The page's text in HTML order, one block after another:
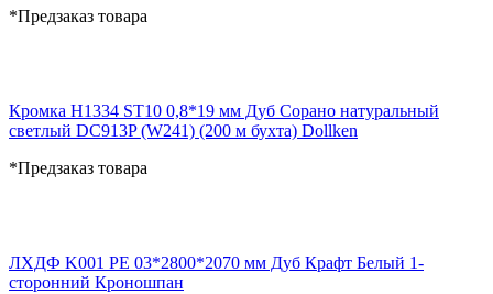
*Предзаказ товара
Кромка H1334 ST10 0,8*19 мм Дуб Сорано натуральный
светлый DC913P (W241) (200 м бухта) Dollken
*Предзаказ товара
ЛХДФ K001 PE 03*2800*2070 мм Дуб Крафт Белый 1-
сторонний Кроношпан